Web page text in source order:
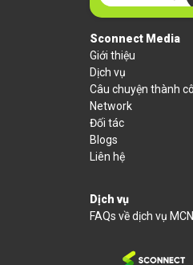
Sconnect Media
Giới thiệu
Dịch vụ
Câu chuyện thành
Network
Đối tác
Blogs
Liên hệ
Dịch vụ
FAQs về dịch vụ MCN